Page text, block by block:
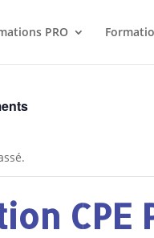
PRO
CPE